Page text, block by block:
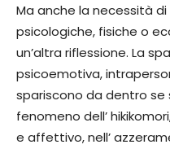
Ma anche la necessità
psicologiche, fisiche o
un’altra riflessione. La
psicoemotiva,
spariscono da dentro se
fenomeno dell’
e affettivo, nell’